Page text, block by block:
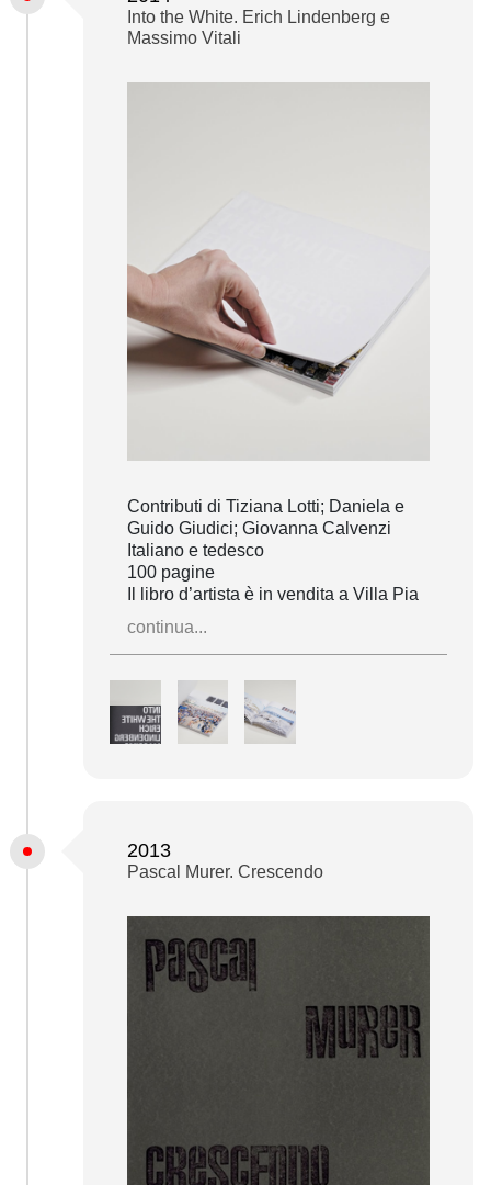
Into the White. Erich Lindenberg e
Massimo Vitali
Contributi di Tiziana Lotti; Daniela e
Guido Giudici; Giovanna Calvenzi
Italiano e tedesco
100 pagine
Il libro d’artista è in vendita a Villa Pia
continua...
2013
Pascal Murer. Crescendo